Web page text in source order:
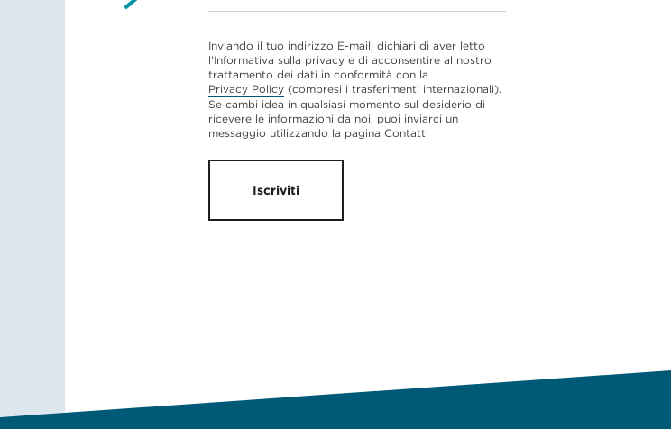
Inviando il tuo indirizzo E-mail, dichiari di aver letto
l'Informativa sulla privacy e di acconsentire al nostro
trattamento dei dati in conformità con la
Privacy Policy (compresi i trasferimenti internazionali).
Se cambi idea in qualsiasi momento sul desiderio di
ricevere le informazioni da noi, puoi inviarci un
messaggio utilizzando la pagina Contatti
Iscriviti